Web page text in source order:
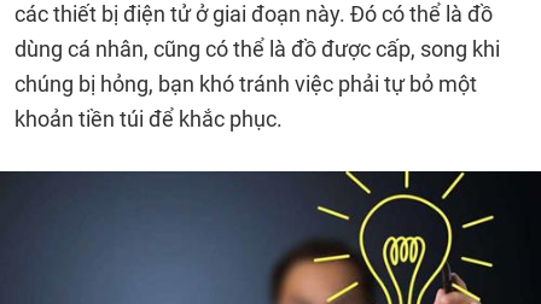
các thiết bị điện tử ở giai đoạn này. Đó có thể là đồ
dùng cá nhân, cũng có thể là đồ được cấp, song khi
chúng bị hỏng, bạn khó tránh việc phải tự bỏ một
khoản tiền túi để khắc phục.